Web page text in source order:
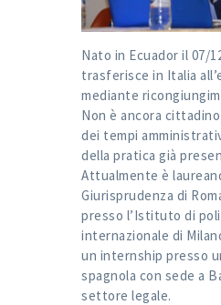
Nato in Ecuador il 07/
trasferisce in Italia
mediante
Non è ancora
dei tempi
della pratica già
Attualmente è
Giurisprudenza di
presso l’Istituto di
internazionale di
un internship presso
spagnola con sede a
settore legale.